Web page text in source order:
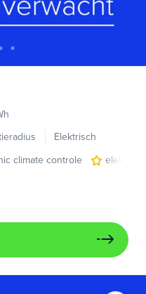
Elektrisch
climate controle